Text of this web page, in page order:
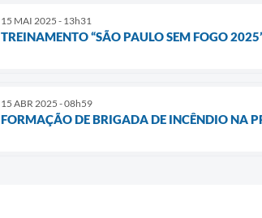
15 MAI 2025 - 13h31
TREINAMENTO “SÃO PAULO SEM FOGO
15 ABR 2025 - 08h59
FORMAÇÃO DE BRIGADA DE INCÊNDIO NA